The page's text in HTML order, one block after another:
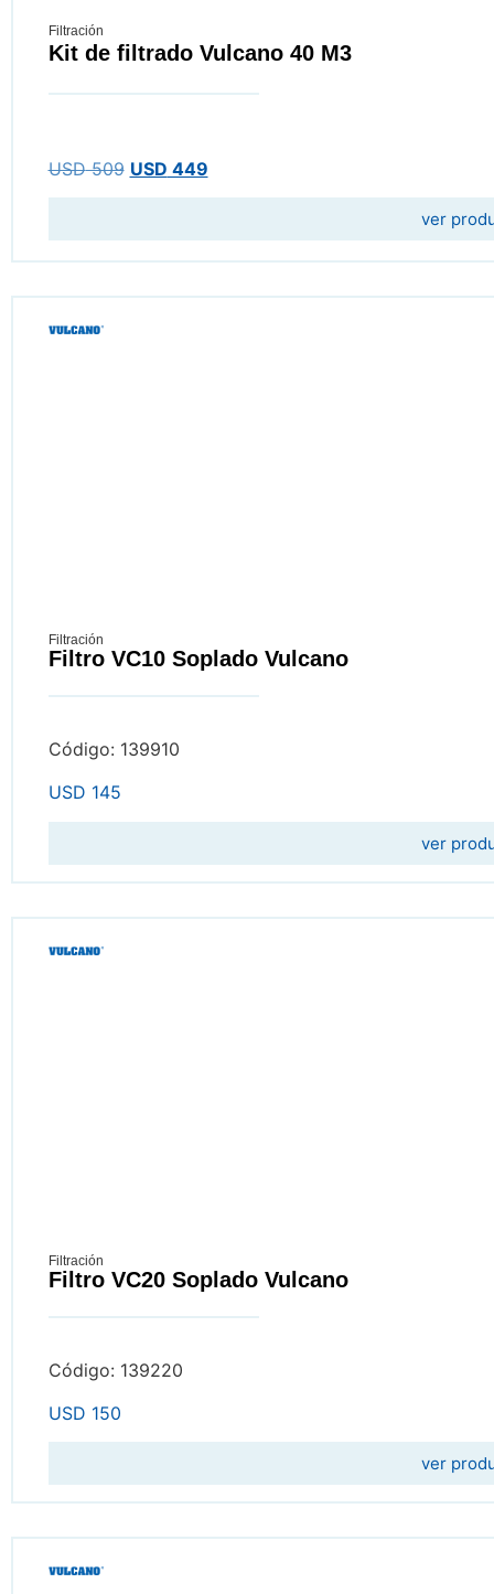
Filtración
Kit de filtrado Vulcano 40 M3
USD509 USD 449
ver
Filtración
Filtro VC10 Soplado Vulcano
Código: 139910
USD 145
ver
Filtración
Filtro VC20 Soplado Vulcano
Código: 139220
USD 150
ver